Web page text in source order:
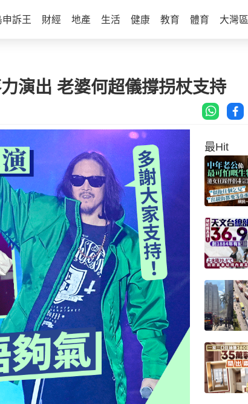
申訴王 財經 地產 生活 健康 教育 體育 大灣區
演出 老婆何超儀撐拐杖支持
最Hit